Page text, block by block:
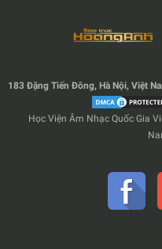
183 Đặng Tiến Đông, Hà Nội, Việt
Học Viện Âm Nhạc Quốc Gia